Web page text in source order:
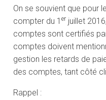
On se souvient que pour
compter du 1er juillet
comptes sont certifiés
comptes doivent
gestion les retards de
des comptes, tant côté
Rappel :